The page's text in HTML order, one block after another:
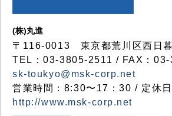
(株)丸進
〒116-0013 東京都荒川区西日
TEL：03-3805-2511 / FAX：
sk-toukyo@msk-corp.net
営業時間：8:30〜17：30 / 定休
http://www.msk-corp.net